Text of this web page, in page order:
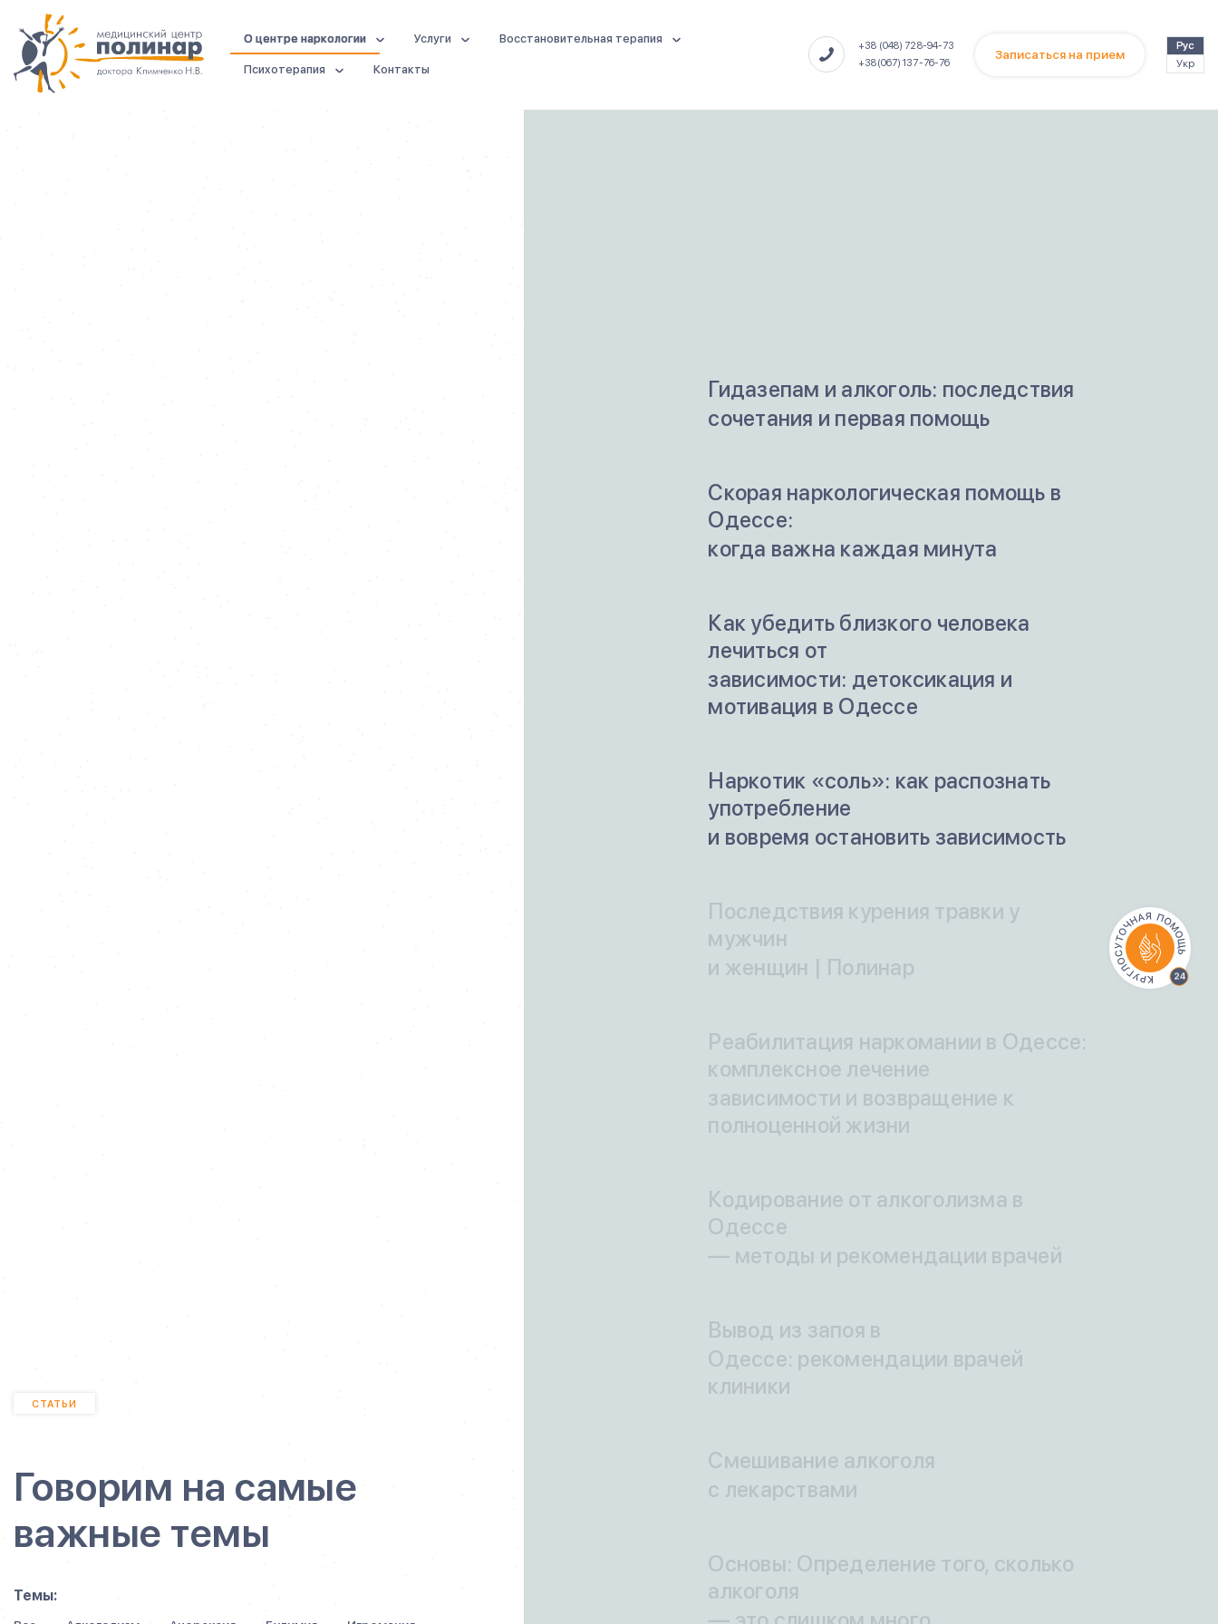
О центре наркологии Услуги Восстановительная терапия
Психотерапия Контакты
+38 (048) 728-94-73
+38(067) 137-76-76
Записаться на прием
Рус
Укр
СТАТЬИ
Говорим на самые
важные темы
Темы:
Гидазепам и алкоголь: последствия
сочетания и первая помощь
Скорая наркологическая помощь в
Одессе:
когда важна каждая минута
Как убедить близкого человека
лечиться от
зависимости: детоксикация и
мотивация в Одессе
Наркотик «соль»: как распознать
употребление
и вовремя остановить зависимость
Последствия курения травки у
мужчин
и женщин | Полинар
Реабилитация наркомании в Одессе:
комплексное лечение
зависимости и возвращение к
полноценной жизни
Кодирование от алкоголизма в
Одессе
— методы и рекомендации врачей
Вывод из запоя в
Одессе: рекомендации врачей
клиники
Смешивание алкоголя
с лекарствами
Основы: Определение того, сколько
алкоголя